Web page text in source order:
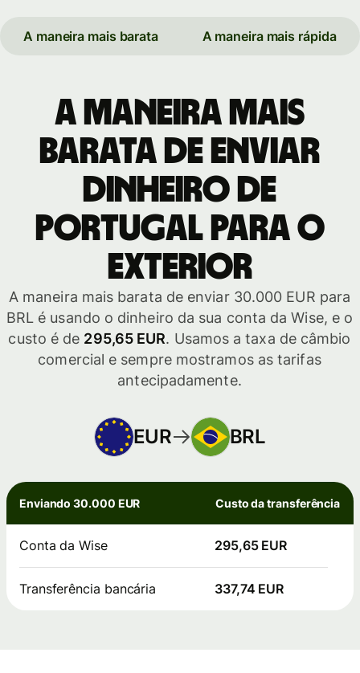
A maneira mais barata A maneira mais rápida
A maneira mais
barata de enviar
dinheiro de
Portugal para o
exterior
A maneira mais barata de enviar 30.000 EUR para
BRL é usando o dinheiro da sua conta da Wise, e o
custo é de 295,65 EUR. Usamos a taxa de câmbio
comercial e sempre mostramos as tarifas
antecipadamente.
EUR BRL
Enviando 30.000 EUR Custo da transferência
Conta da Wise 295,65 EUR
Transferência bancária 337,74 EUR